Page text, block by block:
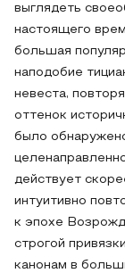
выглядеть
настоящего
большая
наподобие
невеста,
оттенок
было
действует
интуитивно
к эпохе
строгой
канонам в